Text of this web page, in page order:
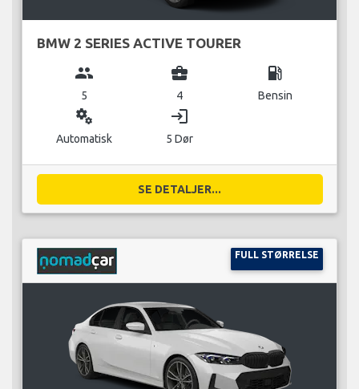
BMW 2 SERIES ACTIVE TOURER
group
5
business_center
4
local_gas_station
Bensin
miscellaneous_services
Automatisk
login
5 Dør
SE DETALJER...
FULL STØRRELSE